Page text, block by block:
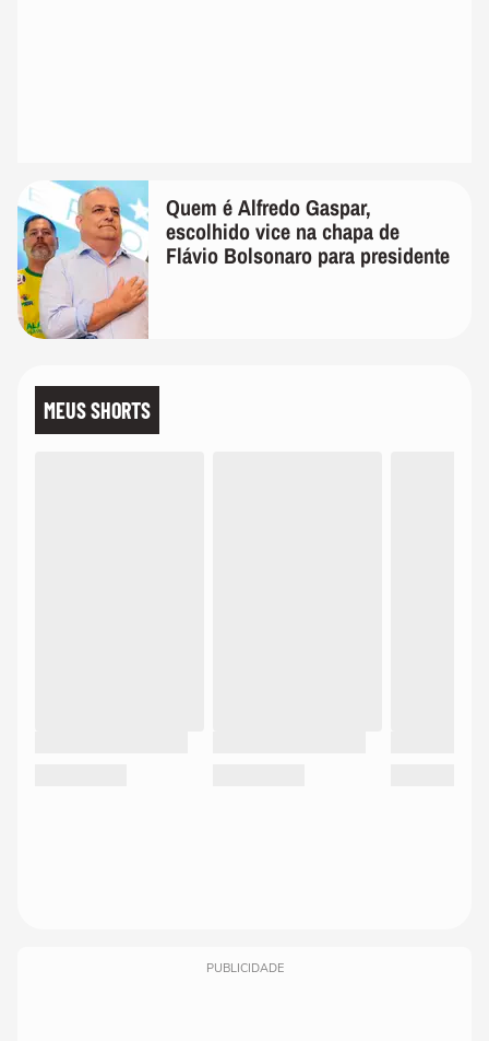
Quem é Alfredo Gaspar,
escolhido vice na chapa de
Flávio Bolsonaro para presidente
MEUS SHORTS
PUBLICIDADE